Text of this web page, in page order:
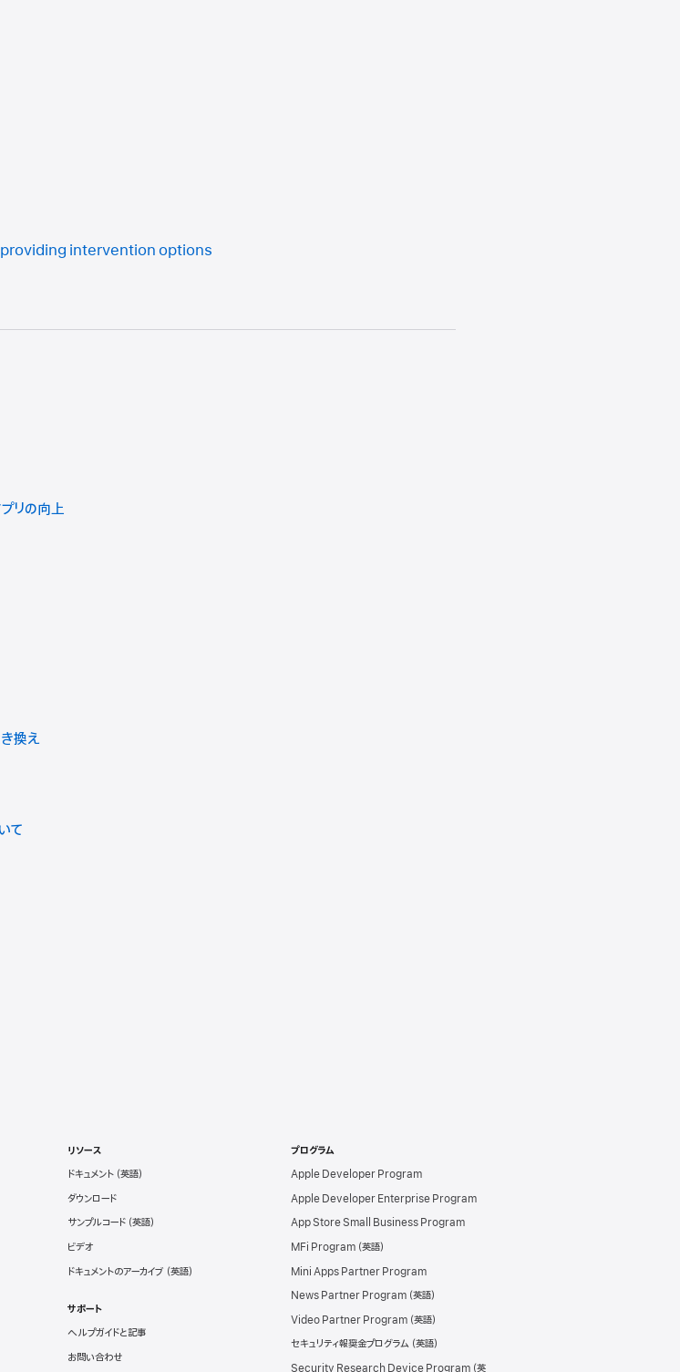
intervention options
リの向上
換え
て
リソース
ドキュメント
ダウンロード
サンプルコード
ビデオ
ドキュメントのアーカイブ
サポート
ヘルプガイドと記事
お問い合わせ
プログラム
Apple Developer Program
Apple Developer Enterprise Program
App Store Small Business Program
MFi Program
Mini Apps Partner Program
News Partner Program
Video Partner Program
セキュリティ報奨金プログラム
Security Research Device Program